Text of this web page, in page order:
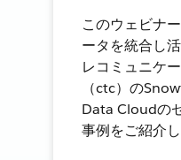
このウェビナ
ータを統合し
レコミュニケ
（ctc）の
Data Cloudの
事例をご紹介し